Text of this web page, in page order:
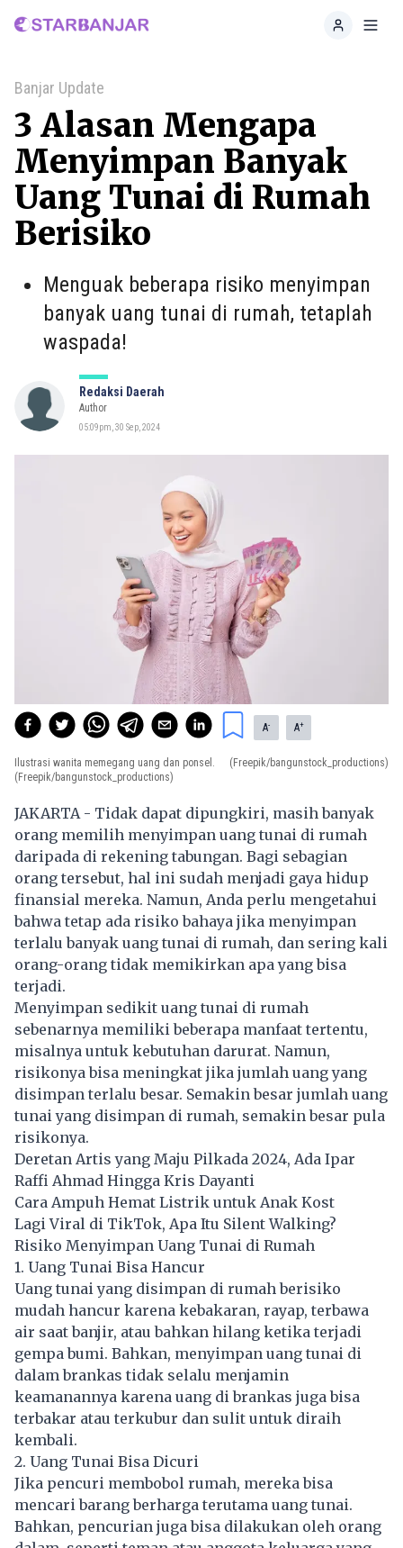
Home
Banjar Update
3 Alasan Mengapa
Menyimpan Banyak
Uang Tunai di Rumah
Berisiko
Menguak beberapa risiko menyimpan
banyak uang tunai di rumah, tetaplah
waspada!
Redaksi Daerah
Author
05:09pm, 30 Sep, 2024
A- A+
Ilustrasi wanita memegang uang dan ponsel.
(Freepik/bangunstock_productions)
(Freepik/bangunstock_productions)
JAKARTA - Tidak dapat dipungkiri, masih banyak
orang memilih menyimpan uang tunai di rumah
daripada di rekening tabungan. Bagi sebagian
orang tersebut, hal ini sudah menjadi gaya hidup
finansial mereka. Namun, Anda perlu mengetahui
bahwa tetap ada risiko bahaya jika menyimpan
terlalu banyak uang tunai di rumah, dan sering kali
orang-orang tidak memikirkan apa yang bisa
terjadi.
Menyimpan sedikit uang tunai di rumah
sebenarnya memiliki beberapa manfaat tertentu,
misalnya untuk kebutuhan darurat. Namun,
risikonya bisa meningkat jika jumlah uang yang
disimpan terlalu besar. Semakin besar jumlah uang
tunai yang disimpan di rumah, semakin besar pula
risikonya.
Deretan Artis yang Maju Pilkada 2024, Ada Ipar
Raffi Ahmad Hingga Kris Dayanti
Cara Ampuh Hemat Listrik untuk Anak Kost
Lagi Viral di TikTok, Apa Itu Silent Walking?
Risiko Menyimpan Uang Tunai di Rumah
1. Uang Tunai Bisa Hancur
Uang tunai yang disimpan di rumah berisiko
mudah hancur karena kebakaran, rayap, terbawa
air saat banjir, atau bahkan hilang ketika terjadi
gempa bumi. Bahkan, menyimpan uang tunai di
dalam brankas tidak selalu menjamin
keamanannya karena uang di brankas juga bisa
terbakar atau terkubur dan sulit untuk diraih
kembali.
2. Uang Tunai Bisa Dicuri
Jika pencuri membobol rumah, mereka bisa
mencari barang berharga terutama uang tunai.
Bahkan, pencurian juga bisa dilakukan oleh orang